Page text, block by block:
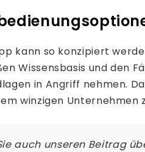
kann so konzipiert
Wissensbasis und den
in Angriff nehmen.
winzigen Unternehmen
auch unseren Beitrag